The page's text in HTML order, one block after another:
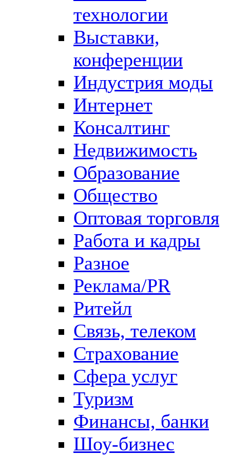
технологии
Выставки,
конференции
Индустрия моды
Интернет
Консалтинг
Недвижимость
Образование
Общество
Оптовая торговля
Работа и кадры
Разное
Реклама/PR
Ритейл
Связь, телеком
Страхование
Сфера услуг
Туризм
Финансы, банки
Шоу-бизнес